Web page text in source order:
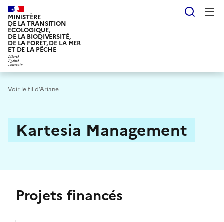
Aller
au
contenu
principal
MINISTÈRE
DE LA TRANSITION
ÉCOLOGIQUE,
DE LA BIODIVERSITÉ,
DE LA FORÊT, DE LA MER
ET DE LA PÊCHE
Voir le fil d'Ariane
Kartesia Management
Projets financés